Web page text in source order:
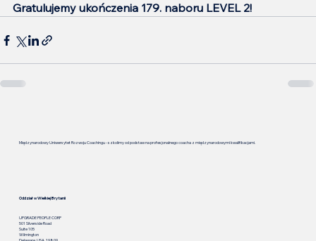
Gratulujemy ukończenia 179. naboru LEVEL 2!
Międzynarodowy Uniwersytet Rozwoju Coachingu - szkolimy od podstaw na profesjonalnego coacha z międzynarodowymi kwalifikacjami.
Oddział w Wielkiej Brytanii
UPGRADE PEOPLE CORP
501 Silverside Road
Suite 105
Wilmington
Delaware, USA, 19809